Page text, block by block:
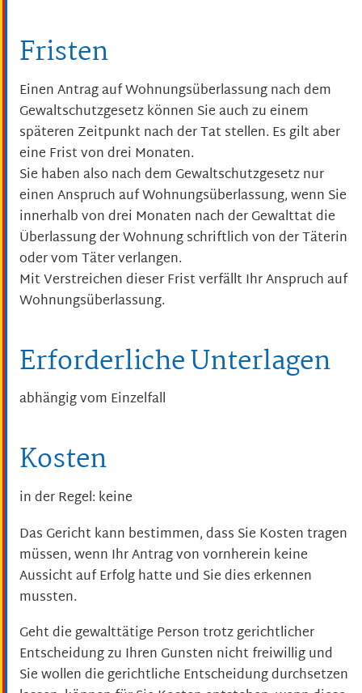
Fristen
Einen Antrag auf Wohnungsüberlassung nach dem
Gewaltschutzgesetz können Sie auch zu einem
späteren Zeitpunkt nach der Tat stellen. Es gilt aber
eine Frist von drei Monaten.
Sie haben also nach dem Gewaltschutzgesetz nur
einen Anspruch auf Wohnungsüberlassung, wenn Sie
innerhalb von drei Monaten nach der Gewalttat die
Überlassung der Wohnung schriftlich von der Täterin
oder vom Täter verlangen.
Mit Verstreichen dieser Frist verfällt Ihr Anspruch auf
Wohnungsüberlassung.
Erforderliche Unterlagen
abhängig vom Einzelfall
Kosten
in der Regel: keine
Das Gericht kann bestimmen, dass Sie Kosten tragen
müssen, wenn Ihr Antrag von vornherein keine
Aussicht auf Erfolg hatte und Sie dies erkennen
mussten.
Geht die gewalttätige Person trotz gerichtlicher
Entscheidung zu Ihren Gunsten nicht freiwillig und
Sie wollen die gerichtliche Entscheidung durchsetzen